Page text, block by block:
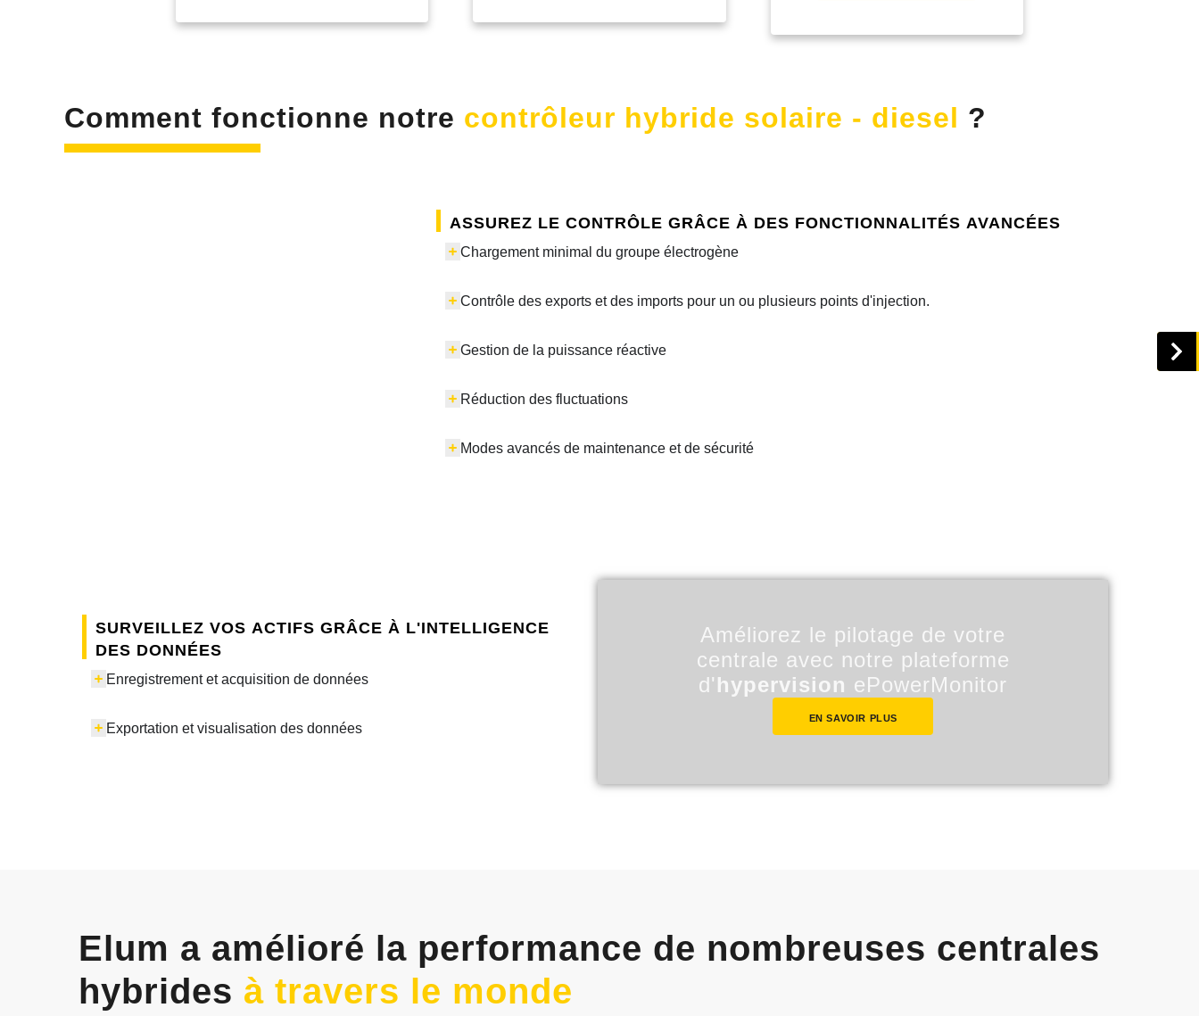
Comment fonctionne notre contrôleur hybride solaire - diesel ?
Assurez le contrôle grâce à des fonctionnalités avancées
Chargement minimal du groupe électrogène
Contrôle des exports et des imports pour un ou plusieurs points d'injection.
Gestion de la puissance réactive
Réduction des fluctuations
Modes avancés de maintenance et de sécurité
Surveillez vos actifs grâce à l'intelligence
des données
Enregistrement et acquisition de données
Exportation et visualisation des données
Améliorez le pilotage de votre
centrale avec notre plateforme
d'hypervision ePowerMonitor
EN SAVOIR PLUS
Elum a amélioré la performance de nombreuses centrales
hybrides à travers le monde